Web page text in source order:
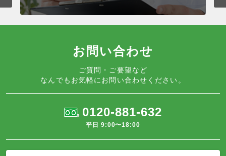
お問い合わせ
ご質問・ご要望など
なんでもお気軽にお問い合わせください。
0120-881-632
平日 9:00〜18:00